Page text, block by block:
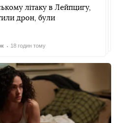
літаку в Лейпцигу,
дрон, були
18 годин тому